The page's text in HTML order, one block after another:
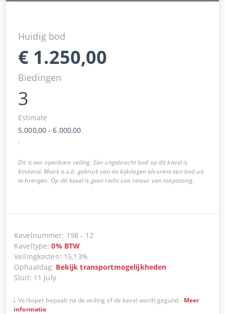
Huidig bod
€ 1.250,00
Biedingen
3
Estimate
5.000,00 -6.000,00
.
Dit is een openbare veiling. Een uitgebracht bod op dit kavel is
bindend. Maak a.u.b. gebruik van de kijkdagen alvorens een bod uit
te brengen. Op dit kavel is geen recht van retour van toepassing.
Kavelnummer: 198 - 12
Kaveltype:0% BTW
Veilingkosten: 15,13%
Ophaaldag: Bekijk transportmogelijkheden
Sluit: 11 July
Verkoper bepaalt na de veiling of de kavel wordt gegund - Meer
informatie